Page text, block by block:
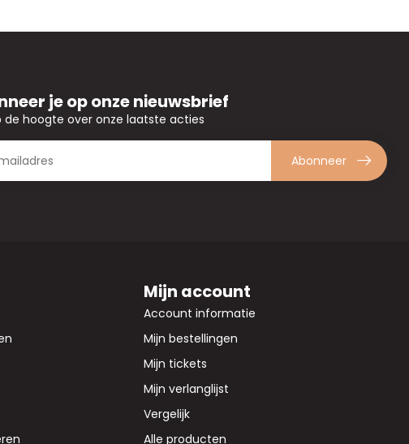
je op onze nieuwsbrief
de hoogte over onze laatste acties
Abonneer
Mijn account
Account informatie
Mijn bestellingen
Mijn tickets
Mijn verlanglijst
Vergelijk
Alle producten